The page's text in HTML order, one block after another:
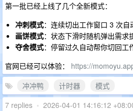
第一批已经上线了几个全新模式：
冲刺模式：连续切出工作窗口 3 次自
画饼模式：状态下滑时随机弹出需求
夺舍模式：停留过久自动帮你切回工
官网已经可以体验： https://
冲冲鸭
计时器
模式
7 replies • 2026-04-01 14:16:12